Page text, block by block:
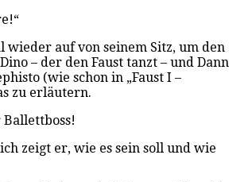
wieder auf von seinem Sitz, um den
– der den Faust tanzt – und Dann
(wie schon in „Faust I –
zu erläutern.
zeigt er, wie es sein soll und wie